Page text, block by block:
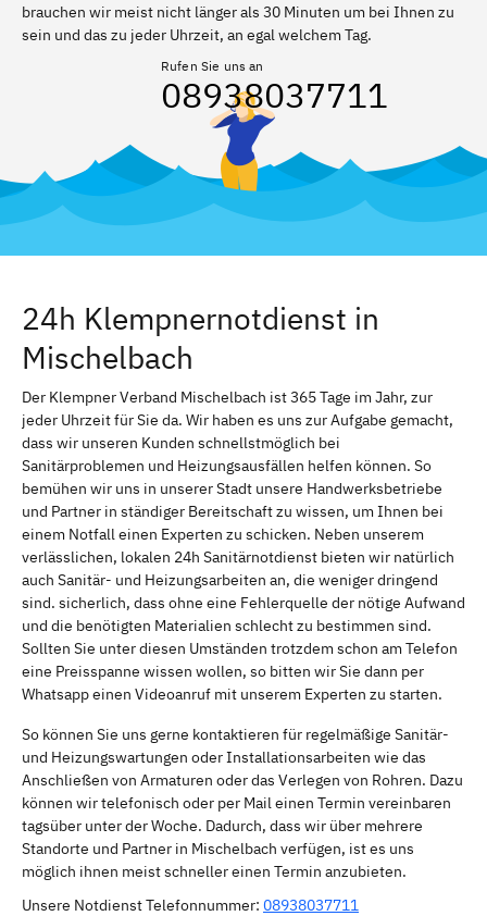
brauchen wir meist nicht länger als 30 Minuten um bei Ihnen zu
sein und das zu jeder Uhrzeit, an egal welchem Tag.
Rufen Sie uns an
08938037711
24h Klempnernotdienst in
Mischelbach
Der Klempner Verband Mischelbach ist 365 Tage im Jahr, zur
jeder Uhrzeit für Sie da. Wir haben es uns zur Aufgabe gemacht,
dass wir unseren Kunden schnellstmöglich bei
Sanitärproblemen und Heizungsausfällen helfen können. So
bemühen wir uns in unserer Stadt unsere Handwerksbetriebe
und Partner in ständiger Bereitschaft zu wissen, um Ihnen bei
einem Notfall einen Experten zu schicken. Neben unserem
verlässlichen, lokalen 24h Sanitärnotdienst bieten wir natürlich
auch Sanitär- und Heizungsarbeiten an, die weniger dringend
sind. sicherlich, dass ohne eine Fehlerquelle der nötige Aufwand
und die benötigten Materialien schlecht zu bestimmen sind.
Sollten Sie unter diesen Umständen trotzdem schon am Telefon
eine Preisspanne wissen wollen, so bitten wir Sie dann per
Whatsapp einen Videoanruf mit unserem Experten zu starten.
So können Sie uns gerne kontaktieren für regelmäßige Sanitär-
und Heizungswartungen oder Installationsarbeiten wie das
Anschließen von Armaturen oder das Verlegen von Rohren. Dazu
können wir telefonisch oder per Mail einen Termin vereinbaren
tagsüber unter der Woche. Dadurch, dass wir über mehrere
Standorte und Partner in Mischelbach verfügen, ist es uns
möglich ihnen meist schneller einen Termin anzubieten.
Unsere Notdienst Telefonnummer: 08938037711